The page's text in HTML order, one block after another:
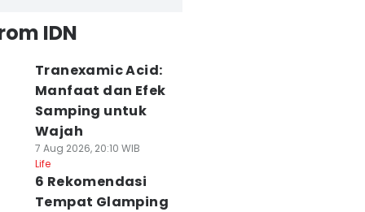
IDN
Tranexamic Acid:
Manfaat dan Efek
Samping untuk
Wajah
7 Aug 2026, 20:10 WIB
Life
6 Rekomendasi
Tempat Glamping